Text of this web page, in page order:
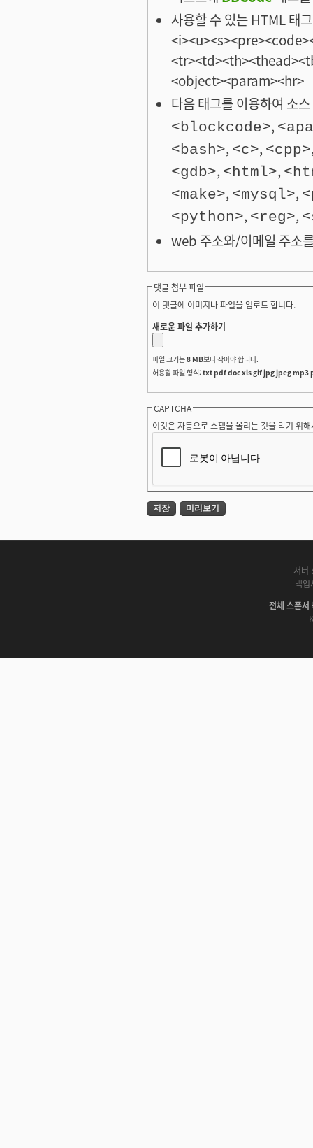
사용할 수 있는 HTML
<object><param><hr>
다음 태그를 이용하여 소
<blockcode>,
<bash>, <c>, <cpp>
<gdb>, <html>,
<make>, <mysql>,
<python>, <reg>,
web 주소와/이메일 주소
댓글 첨부 파일
이 댓글에 이미지나 파일을 업로드 합니다.
새로운 파일 추가하기
파일 크기는8 MB보다 작아야 합니다.
허용할 파일 형식: txt pdf doc xls gif jpg jpeg mp3
CAPTCHA
이것은 자동으로 스팸을 올리는 것을 막기 위
서버
백
전체 스폰서